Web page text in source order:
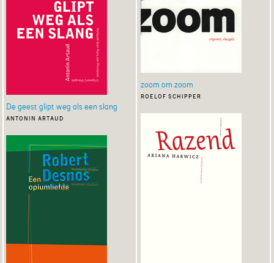
De geest glipt weg als een slang
antonin artaud
zoom om zoom
roelof schipper